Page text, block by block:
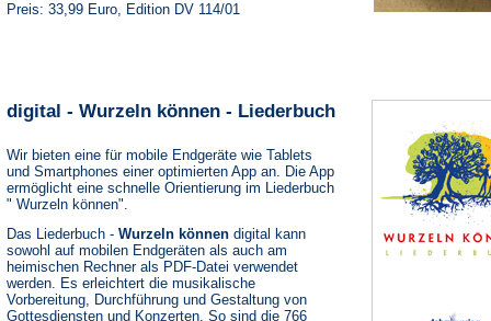
Preis: 33,99 Euro, Edition DV 114/01
digital - Wurzeln können - Liederbuch
Wir bieten eine für mobile Endgeräte wie Tablets
und Smartphones einer optimierten App an. Die App
ermöglicht eine schnelle Orientierung im Liederbuch
" Wurzeln können".
Das Liederbuch - Wurzeln können digital kann
sowohl auf mobilen Endgeräten als auch am
heimischen Rechner als PDF-Datei verwendet
werden. Es erleichtert die musikalische
Vorbereitung, Durchführung und Gestaltung von
Gottesdiensten und Konzerten. So sind die 766